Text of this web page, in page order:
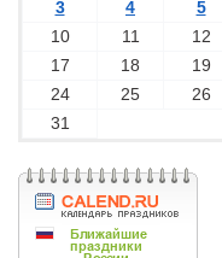
3
4 5
10
11 12
17
18 19
24
25 26
31